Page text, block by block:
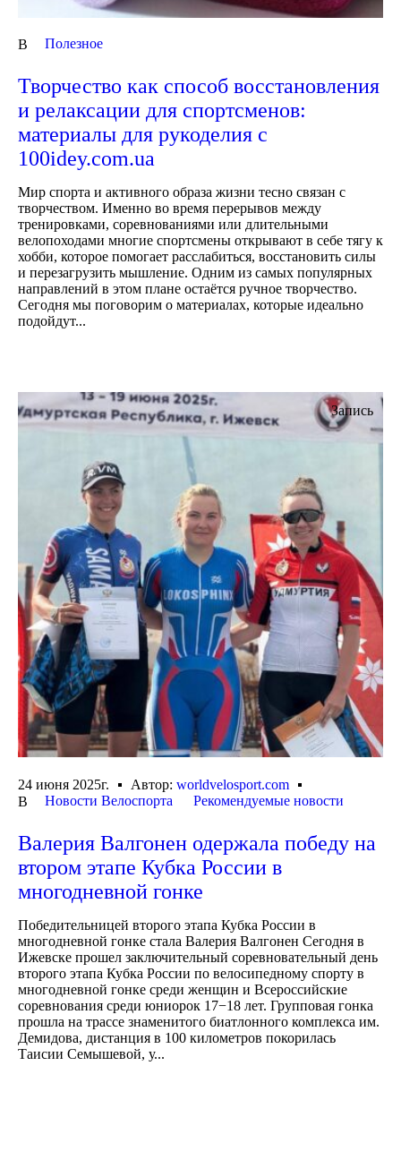
В Полезное
Творчество как способ восстановления
и релаксации для спортсменов:
материалы для рукоделия с
100idey.com.ua
Мир спорта и активного образа жизни тесно связан с
творчеством. Именно во время перерывов между
тренировками, соревнованиями или длительными
велопоходами многие спортсмены открывают в себе тягу к
хобби, которое помогает расслабиться, восстановить силы
и перезагрузить мышление. Одним из самых популярных
направлений в этом плане остаётся ручное творчество.
Сегодня мы поговорим о материалах, которые идеально
подойдут...
Запись
24 июня 2025г. Автор: worldvelosport.com
В
Новости Велоспорта Рекомендуемые новости
Валерия Валгонен одержала победу на
втором этапе Кубка России в
многодневной гонке
Победительницей второго этапа Кубка России в
многодневной гонке стала Валерия Валгонен Сегодня в
Ижевске прошел заключительный соревновательный день
второго этапа Кубка России по велосипедному спорту в
многодневной гонке среди женщин и Всероссийские
соревнования среди юниорок 17−18 лет. Групповая гонка
прошла на трассе знаменитого биатлонного комплекса им.
Демидова, дистанция в 100 километров покорилась
Таисии Семышевой, у...